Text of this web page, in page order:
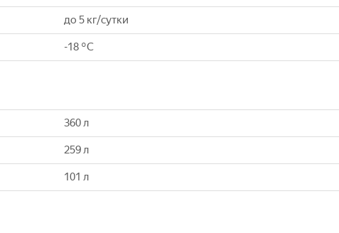
до 5 кг/cутки
-18 °C
360 л
259 л
101 л